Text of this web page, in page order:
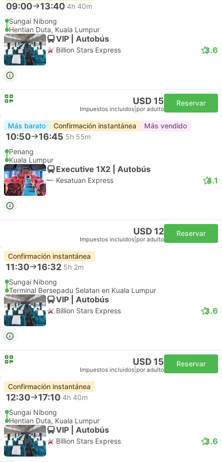
09:00 13:40 4h 40m
Sungai Nibong
Hentian Duta, Kuala Lumpur
VIP | Autobús
Billion Stars Express 3.6
USD 15
Impuestos incluidos por adulto
Reservar
Más barato Confirmación instantánea Más vendido
10:50 16:45 5h 55m
Penang
Kuala Lumpur
Executive 1X2 | Autobús
Kesatuan Express 4.1
USD 12
Impuestos incluidos por adulto
Reservar
Confirmación instantánea
11:30 16:32 5h 2m
Sungai Nibong
Terminal Bersepadu Selatan en Kuala Lumpur
VIP | Autobús
Billion Stars Express 3.6
USD 15
Impuestos incluidos por adulto
Reservar
Confirmación instantánea
12:30 17:10 4h 40m
Sungai Nibong
Hentian Duta, Kuala Lumpur
VIP | Autobús
Billion Stars Express 3.6